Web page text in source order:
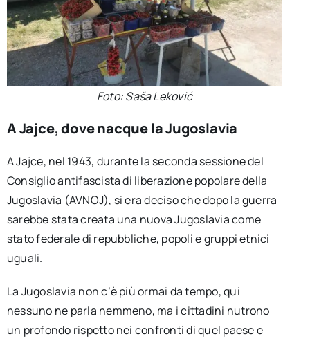
Foto: Saša Leković
A Jajce, dove nacque la Jugoslavia
A Jajce, nel 1943, durante la seconda sessione del
Consiglio antifascista di liberazione popolare della
Jugoslavia (AVNOJ), si era deciso che dopo la guerra
sarebbe stata creata una nuova Jugoslavia come
stato federale di repubbliche, popoli e gruppi etnici
uguali.
La Jugoslavia non c’è più ormai da tempo, qui
nessuno ne parla nemmeno, ma i cittadini nutrono
un profondo rispetto nei confronti di quel paese e